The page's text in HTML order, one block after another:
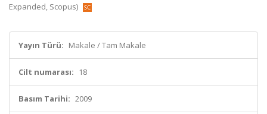
Expanded, Scopus)
Yayın Türü: Makale / Tam Makale
Cilt numarası: 18
Basım Tarihi: 2009